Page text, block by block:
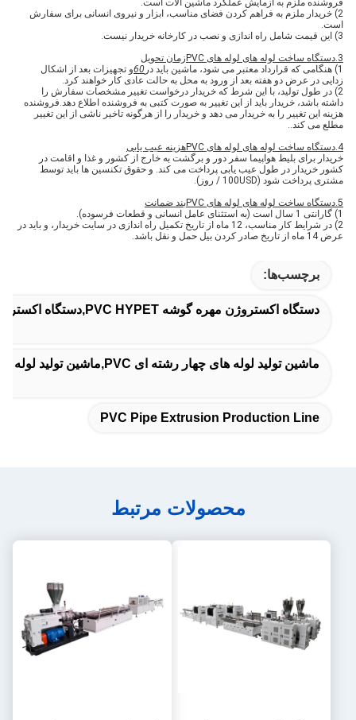
فروشنده ملزم به آزمایش عملکرد ماشین آلات است.
2) خریدار ملزم به فراهم کردن فضای مناسب، ابزار و نیروی انسانی برای سفارش
است.
دستگاه ساخت لوله های لوله های PVC
زمان تحویل
60و تجهیزات بعد از اشکال
زدایی در عرض دو هفته بعد از ورود به محل به حالت عادی کار خواهند کرد.
2) در طول تولید، با این شرط که خریدار درخواست تغییر مشخصات سفارش را
داشته باشد، خریدار باید از این تغییر به صورت کتبی به فروشنده اطلاع دهد.فروشنده
هزینه این تغییر را به خریدار می دهد و خریدار را از هرگونه تاخیر ناشی از این تغییر
مطلع می کند..
4. دستگاه ساخت لوله های لوله های PVC
هزینه عیب یابی
خریدار برای بلیط هواپیما سفر دور و برگشت به خارج از کشور و غذا و اقامت در
کشور خریدار در طول عیب یابی پرداخت می کند. و حقوق تکنسین ها باید توسط
مشتری پرداخت شود (100USD / روز).
دستگاه ساخت لوله های لوله های PVC
بند ضمانت
2) در شرایط کار مناسب، 12 ماه از تاریخ تکمیل راه اندازی در سایت خریدار، و باید در
عرض 14 ماه از تاریخ صادر کردن بیل حمل و نقل باشد.
برچسب‌ها:
دستگاه اکستروژن مهره گوشه PVC HYPET,دستگاه اکستروژن پروفیل PVC درب,خط تولید پی وی سی
ماشین تولید لوله های چهار رشته ای PVC,ماشین تولید لوله های لوله ای 300kg/h,ماشین ساخت لوله های لوله های 300kg/H
PVC Pipe Extrusion Production Line
محصولات مرتبط